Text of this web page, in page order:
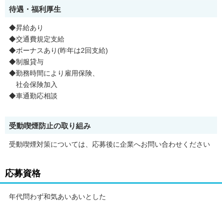
待遇・福利厚生
◆昇給あり
◆交通費規定支給
◆ボーナスあり(昨年は2回支給)
◆制服貸与
◆勤務時間により雇用保険、
社会保険加入
◆車通勤応相談
受動喫煙防止の取り組み
受動喫煙対策については、応募後に企業へお問い合わせください
応募資格
年代問わず和気あいあいとした